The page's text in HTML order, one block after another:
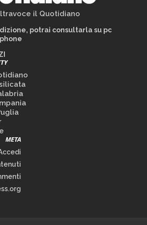
il Quotidiano
potrai consultarla su pc
META